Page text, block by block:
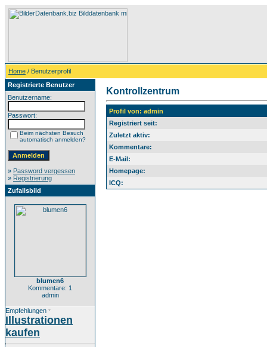
Home / Benutzerprofil
Registrierte Benutzer
Benutzername:
Passwort:
Beim nächsten Besuch
automatisch anmelden?
» Password vergessen
» Registrierung
Zufallsbild
blumen6
Kommentare: 1
admin
Empfehlungen *
Illustrationen
kaufen
Kontrollzentrum
Profil von: admin
Registriert seit:
Zuletzt aktiv:
Kommentare:
E-Mail:
Homepage:
ICQ: